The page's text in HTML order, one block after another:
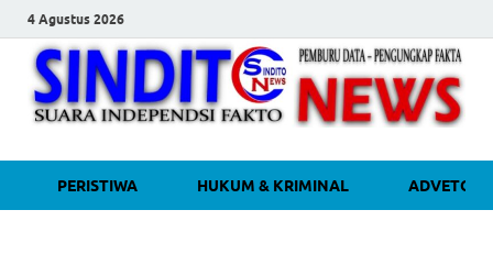
4 Agustus 2026
Media Independen Faktual dan
Terpercaya
PERISTIWA HUKUM & KRIMINAL